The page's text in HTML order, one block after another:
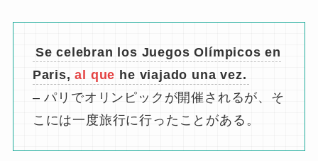
Se celebran los Juegos Olímpicos en
Paris,al que he viajado una vez.
– パリでオリンピックが開催されるが、そ
こには一度旅行に行ったことがある。